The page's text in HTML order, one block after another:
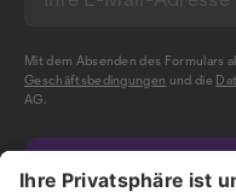
Mit dem Absenden des Formulars
Geschäftsbedingungen und die
AG.